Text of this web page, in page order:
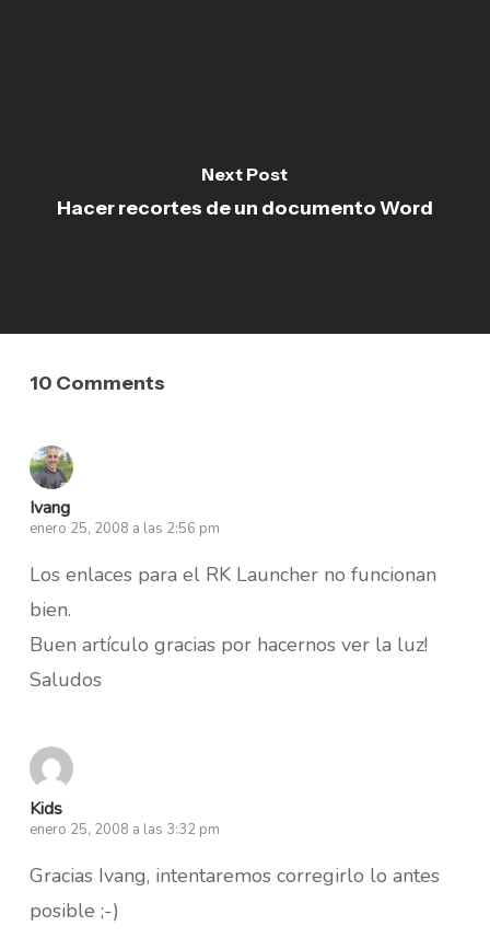
Next Post
Hacer recortes de un documento Word
10 Comments
Ivang
enero 25, 2008 a las 2:56 pm
Los enlaces para el RK Launcher no funcionan
bien.
Buen artículo gracias por hacernos ver la luz!
Saludos
Kids
enero 25, 2008 a las 3:32 pm
Gracias Ivang, intentaremos corregirlo lo antes
posible ;-)